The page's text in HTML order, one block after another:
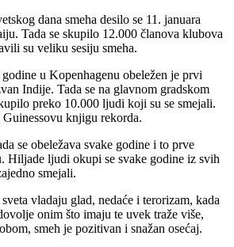
dana smeha desilo se 11. januara
Tada se skupilo 12.000 članova klubova
su veliku sesiju smeha.
u Kopenhagenu obeležen je prvi
Indije. Tada se na glavnom gradskom
preko 10.000 ljudi koji su se smejali.
knjigu rekorda.
se obeležava svake godine i to prve
Hiljade ljudi okupi se svake godine iz svih
smejali.
vladaju glad, nedaće i terorizam, kada
onim što imaju te uvek traže više,
smeh je pozitivan i snažan osećaj.